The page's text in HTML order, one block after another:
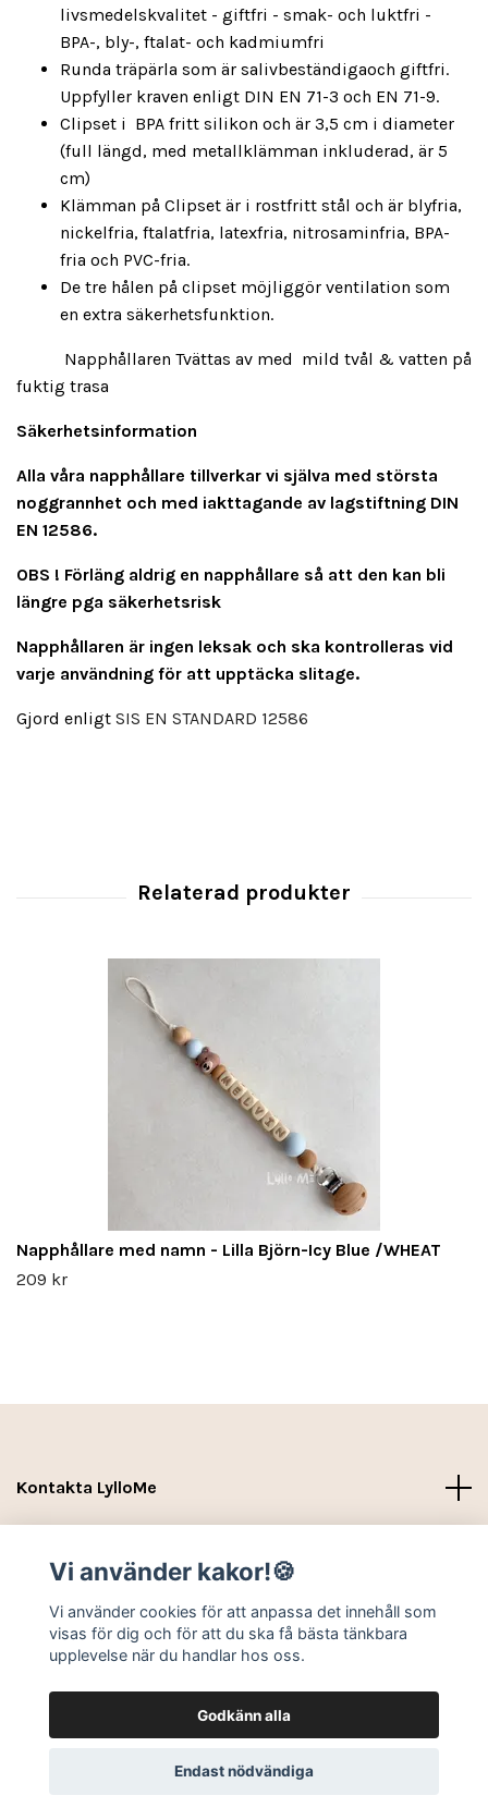
livsmedelskvalitet - giftfri - smak- och luktfri -
BPA-, bly-, ftalat- och kadmiumfri
Runda träpärla som är salivbeständigaoch giftfri.
Uppfyller kraven enligt DIN EN 71-3 och EN 71-9.
Clipset i BPA fritt silikon och är 3,5 cm i diameter
(full längd, med metallklämman inkluderad, är 5
cm)
Klämman på Clipset är i rostfritt stål och är blyfria,
nickelfria, ftalatfria, latexfria, nitrosaminfria, BPA-
fria och PVC-fria.
De tre hålen på clipset möjliggör ventilation som
en extra säkerhetsfunktion.
Napphållaren Tvättas av med mild tvål & vatten på
fuktig trasa
Säkerhetsinformation
Alla våra napphållare tillverkar vi själva med största
noggrannhet och med iakttagande av lagstiftning DIN
EN 12586.
OBS ! Förläng aldrig en napphållare så att den kan bli
längre pga säkerhetsrisk
Napphållaren är ingen leksak och ska kontrolleras vid
varje användning för att upptäcka slitage.
Gjord enligt SIS EN STANDARD 12586
Napphållare med namn - Lilla Björn-Icy Blue /WHEAT
209 kr
Kontakta LylloMe
Sociala medier
© 2026 LylloMe
Vi använder kakor!🍪
Vi använder cookies för att anpassa det innehåll som
visas för dig och för att du ska få bästa tänkbara
upplevelse när du handlar hos oss.
Godkänn alla
Endast nödvändiga